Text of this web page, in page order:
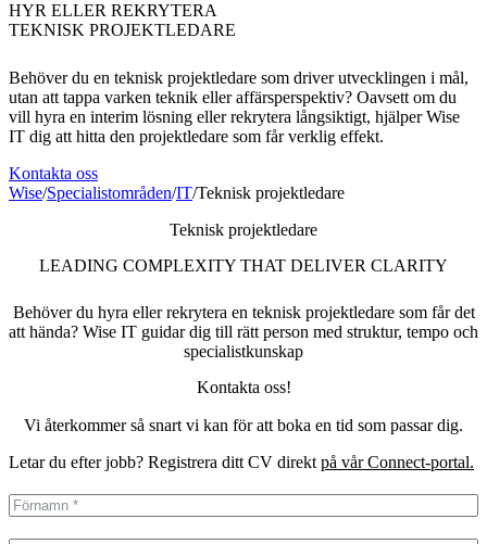
HYR ELLER REKRYTERA
TEKNISK PROJEKTLEDARE
Behöver du en teknisk projektledare som driver utvecklingen i mål,
utan att tappa varken teknik eller affärsperspektiv? Oavsett om du
vill hyra en interim lösning eller rekrytera långsiktigt, hjälper Wise
IT dig att hitta den projektledare som får verklig effekt.
Kontakta oss
Wise/Specialistområden/IT/Teknisk projektledare
Teknisk projektledare
LEADING COMPLEXITY THAT DELIVER CLARITY
Behöver du hyra eller rekrytera en teknisk projektledare som får det
att hända? Wise IT guidar dig till rätt person med struktur, tempo och
specialistkunskap
Kontakta oss!
Vi återkommer så snart vi kan för att boka en tid som passar dig.
Letar du efter jobb? Registrera ditt CV direkt på vår Connect-portal.